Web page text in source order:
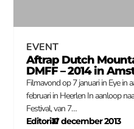
EVENT
Aftrap Dutch
DMFF – 2014 in
Filmavond op 7 januari in Eye in
februari in Heerlen In aanloop
Festival, van 7…
Editorial
–
17 december 2013